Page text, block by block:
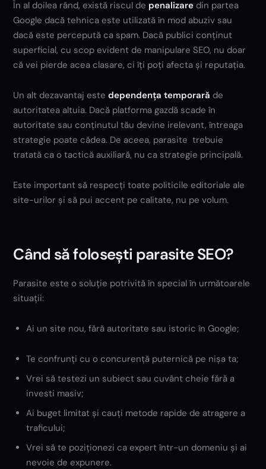
În al doilea rând, există riscul de penalizare din partea
Google dacă tehnica este utilizată în mod abuziv sau
dacă este percepută ca spam. Dacă publici conținut
superficial, cu scop evident de manipulare SEO, nu doar
că vei pierde acea clasare, ci îți poți afecta și reputația.
Un alt dezavantaj estedependența temporară de
autoritatea altuia. Dacă platforma gazdă scade în
autoritate sau conținutul tău devine irelevant, întreaga
strategie poate cădea. De aceea, parasite trebuie
tratată ca o tactică auxiliară, nu ca strategie principală.
Este important să respecți toate politicile editoriale ale
site-urilor și să pui accent pe calitate, nu pe volum.
Când să folosești parasite SEO?
Parasite este o soluție potrivită în special în următoarele
situații:
Ai un site nou, fără autoritate sau istoric în Google;
Te confrunți cu o concurență puternică pe nișa ta;
Vrei să testezi un subiect sau cuvânt cheie fără a
investi masiv;
Ai buget limitat și cauți metode rapide de atragere a
traficului;
Vrei să te poziționezi ca expert într-un domeniu și ai
nevoie de expunere.